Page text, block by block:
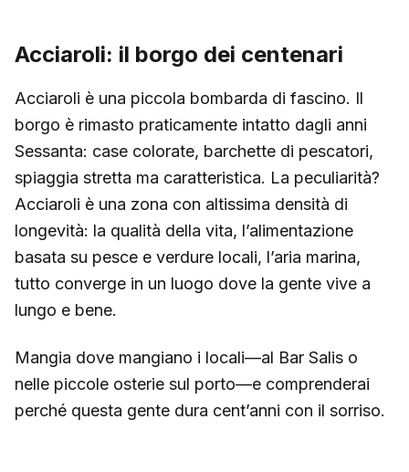
Acciaroli: il borgo dei centenari
Acciaroli è una piccola bombarda di fascino. Il
borgo è rimasto praticamente intatto dagli anni
Sessanta: case colorate, barchette di pescatori,
spiaggia stretta ma caratteristica. La peculiarità?
Acciaroli è una zona con altissima densità di
longevità: la qualità della vita, l’alimentazione
basata su pesce e verdure locali, l’aria marina,
tutto converge in un luogo dove la gente vive a
lungo e bene.
Mangia dove mangiano i locali—al Bar Salis o
nelle piccole osterie sul porto—e comprenderai
perché questa gente dura cent’anni con il sorriso.